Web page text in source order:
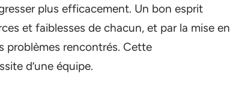
plus efficacement. Un bon esprit
et faiblesses de chacun, et par la mise en
problèmes rencontrés. Cette
d’une équipe.